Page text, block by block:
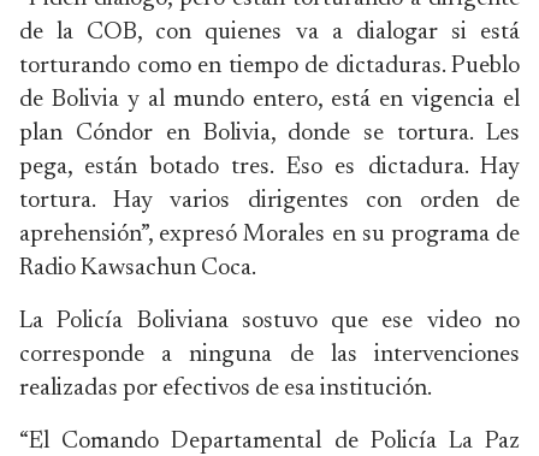
de la COB, con quienes va a dialogar si está
torturando como en tiempo de dictaduras. Pueblo
de Bolivia y al mundo entero, está en vigencia el
plan Cóndor en Bolivia, donde se tortura. Les
pega, están botado tres. Eso es dictadura. Hay
tortura. Hay varios dirigentes con orden de
aprehensión”, expresó Morales en su programa de
Radio Kawsachun Coca.
La Policía Boliviana sostuvo que ese video no
corresponde a ninguna de las intervenciones
realizadas por efectivos de esa institución.
“El Comando Departamental de Policía La Paz